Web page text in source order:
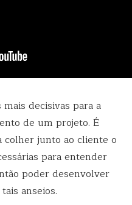
decisivas para a
de um projeto. É
colher junto ao cliente o
para entender
poder desenvolver
anseios.